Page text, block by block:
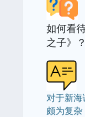
如何看
之子》？
对于新
颇为复